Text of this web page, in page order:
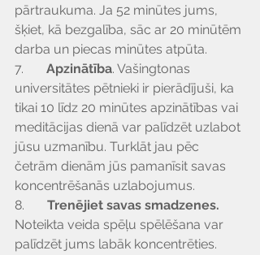
pārtraukuma. Ja 52 minūtes jums,
šķiet, kā bezgalība, sāc ar 20 minūtēm
darba un piecas minūtes atpūta.
7. Apzinātība. Vašingtonas
universitātes pētnieki ir pierādījuši, ka
tikai 10 līdz 20 minūtes apzinātības vai
meditācijas dienā var palīdzēt uzlabot
jūsu uzmanību. Turklāt jau pēc
četrām dienām jūs pamanīsit savas
koncentrēšanās uzlabojumus.
8. Trenējiet savas smadzenes.
Noteikta veida spēļu spēlēšana var
palīdzēt jums labāk koncentrēties.